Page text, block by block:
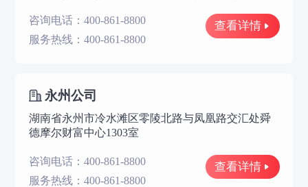
咨询电话：400-861-8800
服务热线：400-861-8800
查看详情
永州公司
湖南省永州市冷水滩区零陵北路与凤凰路交汇处舜
德摩尔财富中心1303室
咨询电话：400-861-8800
服务热线：400-861-8800
查看详情